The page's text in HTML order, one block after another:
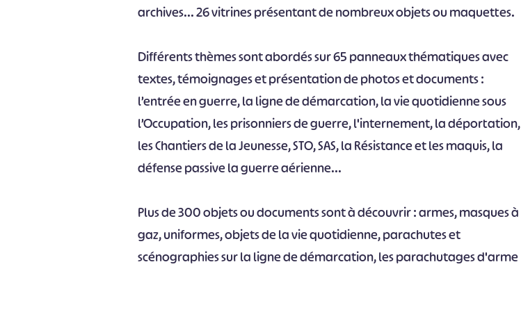
archives... 26 vitrines présentant de nombreux objets ou maquettes.
Différents thèmes sont abordés sur 65 panneaux thématiques avec
textes, témoignages et présentation de photos et documents :
l’entrée en guerre, la ligne de démarcation, la vie quotidienne sous
l’Occupation, les prisonniers de guerre, l'internement, la déportation,
les Chantiers de la Jeunesse, STO, SAS, la Résistance et les maquis, la
défense passive la guerre aérienne...
Plus de 300 objets ou documents sont à découvrir : armes, masques à
gaz, uniformes, objets de la vie quotidienne, parachutes et
scénographies sur la ligne de démarcation, les parachutages d'arme